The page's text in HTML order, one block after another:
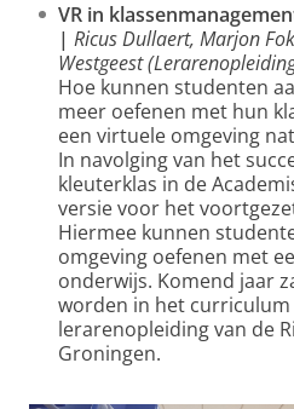
VR in
| Ricus Dullaert, Marjon
Westgeest
Hoe kunnen studenten
meer oefenen met hun
een virtuele omgeving
In navolging van het
kleuterklas in de
versie voor het
Hiermee kunnen
omgeving oefenen met
onderwijs. Komend jaar
worden in het curriculum
lerarenopleiding van de
Groningen.